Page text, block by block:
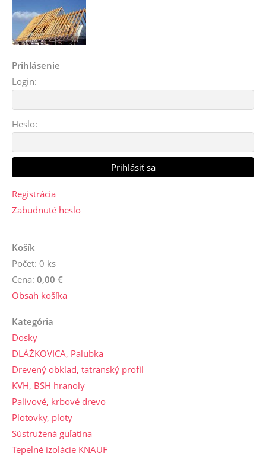
Prihlásenie
Login:
Heslo:
Registrácia
Zabudnuté heslo
Košík
Počet: 0 ks
Cena: 0,00 €
Obsah košíka
Kategória
Dosky
DLÁŽKOVICA, Palubka
Drevený obklad, tatranský profil
KVH, BSH hranoly
Palivové, krbové drevo
Plotovky, ploty
Sústružená guľatina
Tepelné izolácie KNAUF